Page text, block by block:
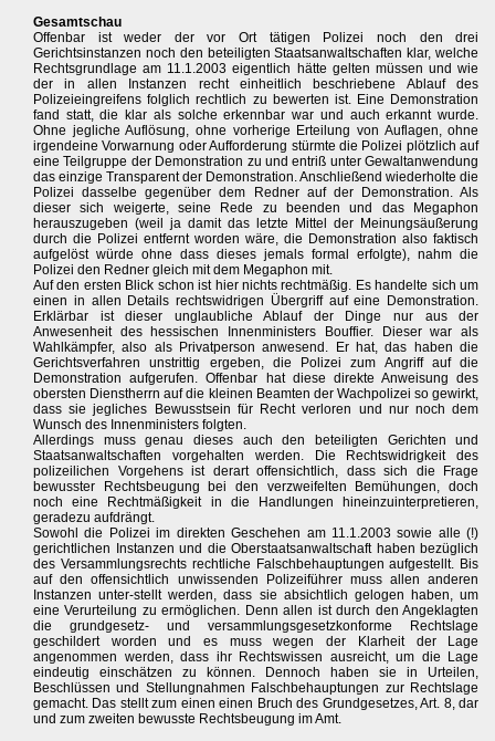
Gesamtschau
Offenbar ist weder der vor Ort tätigen Polizei noch den drei
Gerichtsinstanzen noch den beteiligten Staatsanwaltschaften klar, welche
Rechtsgrundlage am 11.1.2003 eigentlich hätte gelten müssen und wie
der in allen Instanzen recht einheitlich beschriebene Ablauf des
Polizeieingreifens folglich rechtlich zu bewerten ist. Eine Demonstration
fand statt, die klar als solche erkennbar war und auch erkannt wurde.
Ohne jegliche Auflösung, ohne vorherige Erteilung von Auflagen, ohne
irgendeine Vorwarnung oder Aufforderung stürmte die Polizei plötzlich auf
eine Teilgruppe der Demonstration zu und entriß unter Gewaltanwendung
das einzige Transparent der Demonstration. Anschließend wiederholte die
Polizei dasselbe gegenüber dem Redner auf der Demonstration. Als
dieser sich weigerte, seine Rede zu beenden und das Megaphon
herauszugeben (weil ja damit das letzte Mittel der Meinungsäußerung
durch die Polizei entfernt worden wäre, die Demonstration also faktisch
aufgelöst würde ohne dass dieses jemals formal erfolgte), nahm die
Polizei den Redner gleich mit dem Megaphon mit.
Auf den ersten Blick schon ist hier nichts rechtmäßig. Es handelte sich um
einen in allen Details rechtswidrigen Übergriff auf eine Demonstration.
Erklärbar ist dieser unglaubliche Ablauf der Dinge nur aus der
Anwesenheit des hessischen Innenministers Bouffier. Dieser war als
Wahlkämpfer, also als Privatperson anwesend. Er hat, das haben die
Gerichtsverfahren unstrittig ergeben, die Polizei zum Angriff auf die
Demonstration aufgerufen. Offenbar hat diese direkte Anweisung des
obersten Dienstherrn auf die kleinen Beamten der Wachpolizei so gewirkt,
dass sie jegliches Bewusstsein für Recht verloren und nur noch dem
Wunsch des Innenministers folgten.
Allerdings muss genau dieses auch den beteiligten Gerichten und
Staatsanwaltschaften vorgehalten werden. Die Rechtswidrigkeit des
polizeilichen Vorgehens ist derart offensichtlich, dass sich die Frage
bewusster Rechtsbeugung bei den verzweifelten Bemühungen, doch
noch eine Rechtmäßigkeit in die Handlungen hineinzuinterpretieren,
geradezu aufdrängt.
Sowohl die Polizei im direkten Geschehen am 11.1.2003 sowie alle (!)
gerichtlichen Instanzen und die Oberstaatsanwaltschaft haben bezüglich
des Versammlungsrechts rechtliche Falschbehauptungen aufgestellt. Bis
auf den offensichtlich unwissenden Polizeiführer muss allen anderen
Instanzen unter-stellt werden, dass sie absichtlich gelogen haben, um
eine Verurteilung zu ermöglichen. Denn allen ist durch den Angeklagten
die grundgesetz- und versammlungsgesetzkonforme Rechtslage
geschildert worden und es muss wegen der Klarheit der Lage
angenommen werden, dass ihr Rechtswissen ausreicht, um die Lage
eindeutig einschätzen zu können. Dennoch haben sie in Urteilen,
Beschlüssen und Stellungnahmen Falschbehauptungen zur Rechtslage
gemacht. Das stellt zum einen einen Bruch des Grundgesetzes, Art. 8, dar
und zum zweiten bewusste Rechtsbeugung im Amt.